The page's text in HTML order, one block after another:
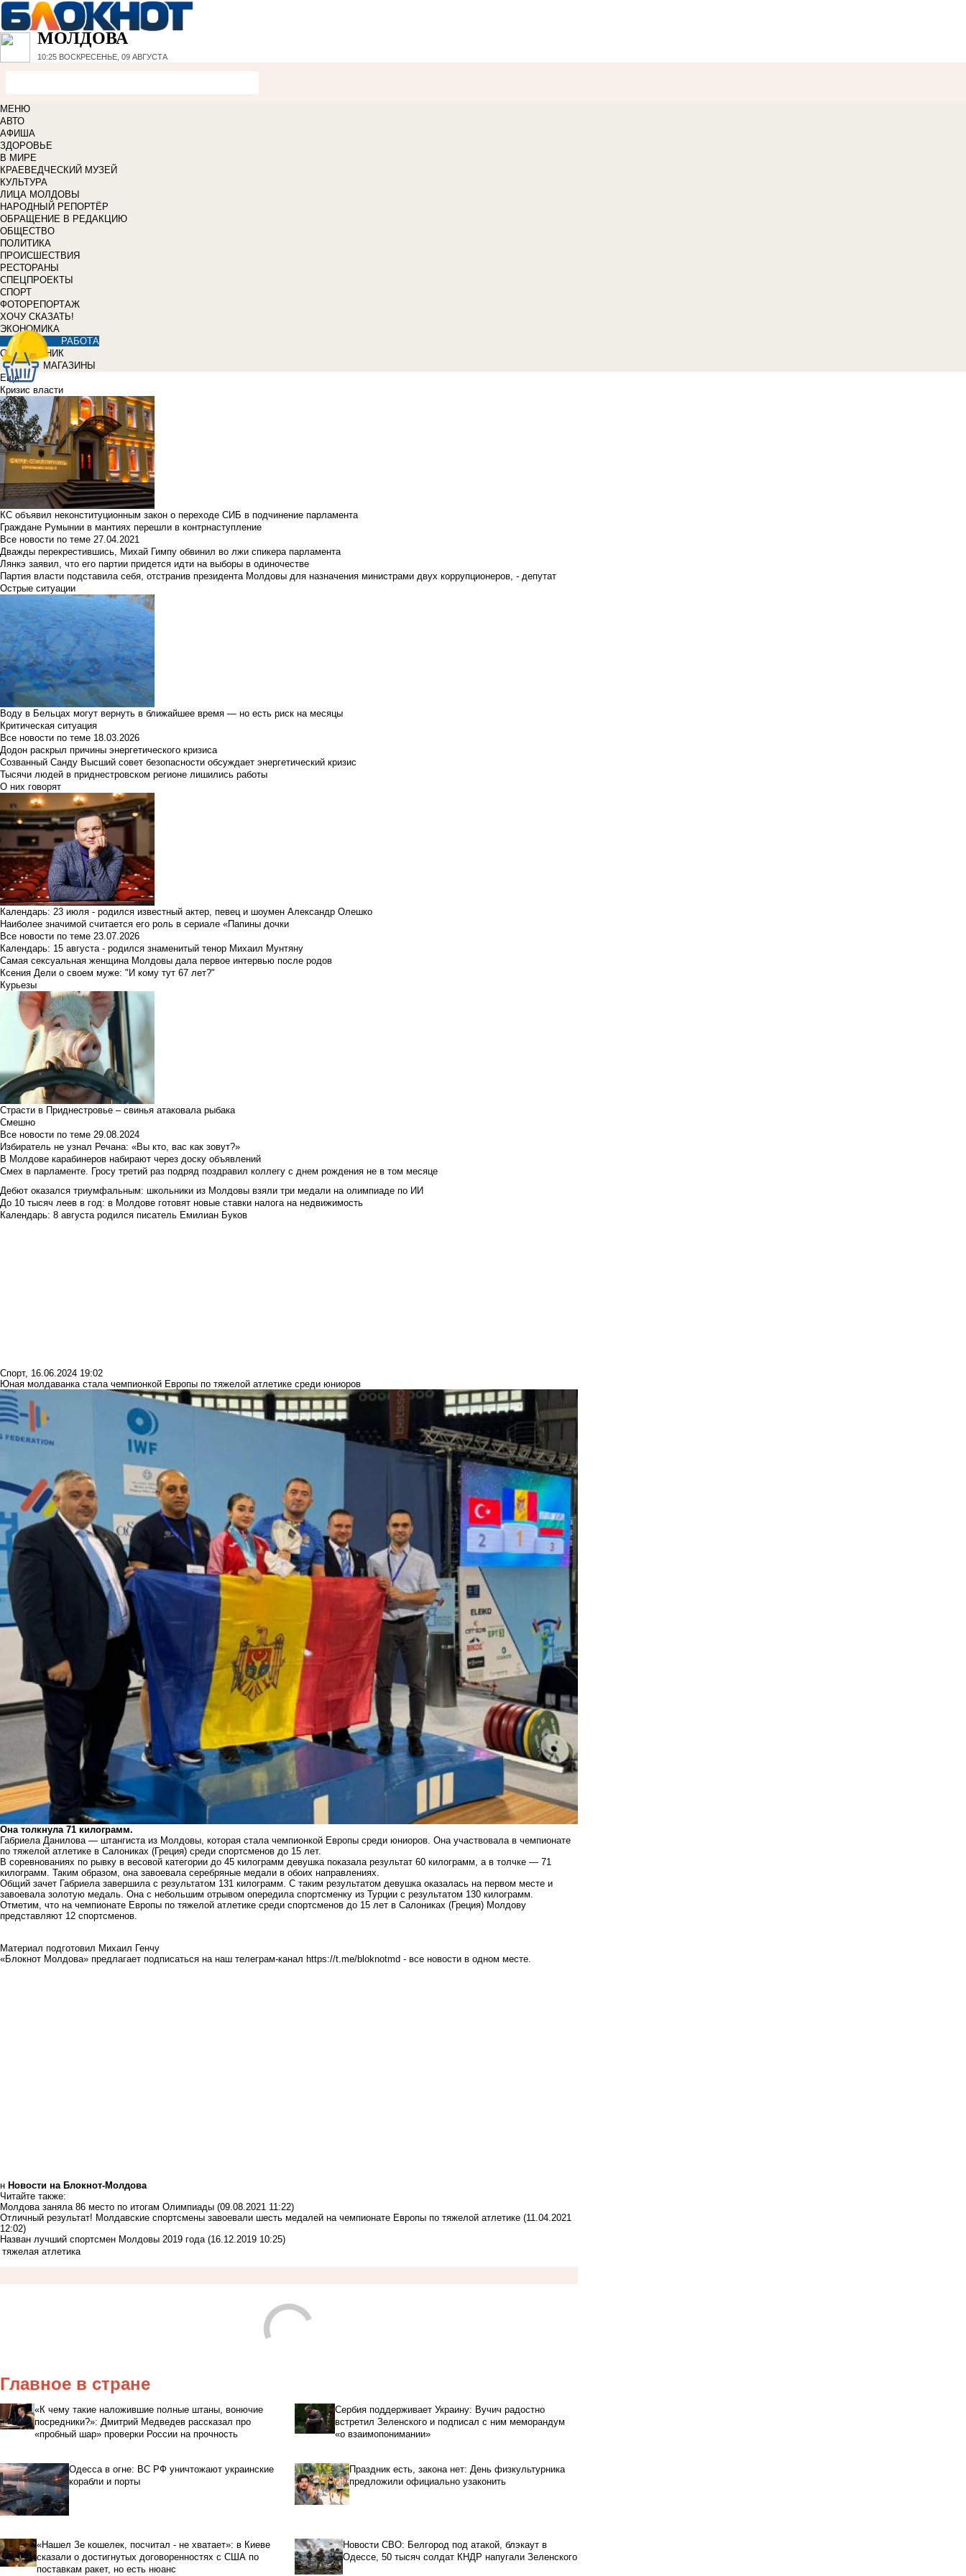
МОЛДОВА
10:25 ВОСКРЕСЕНЬЕ, 09 АВГУСТА
МЕНЮ
АВТО
АФИША
ЗДОРОВЬЕ
В МИРЕ
КРАЕВЕДЧЕСКИЙ МУЗЕЙ
КУЛЬТУРА
ЛИЦА МОЛДОВЫ
НАРОДНЫЙ РЕПОРТЁР
ОБРАЩЕНИЕ В РЕДАКЦИЮ
ОБЩЕСТВО
ПОЛИТИКА
ПРОИСШЕСТВИЯ
РЕСТОРАНЫ
СПЕЦПРОЕКТЫ
СПОРТ
ФОТОРЕПОРТАЖ
ХОЧУ СКАЗАТЬ!
ЭКОНОМИКА
РАБОТА
СПРАВОЧНИК
МАГАЗИНЫ
Еще
Кризис власти
КС объявил неконституционным закон о переходе СИБ в подчинение парламента
Граждане Румынии в мантиях перешли в контрнаступление
Все новости по теме 27.04.2021
Дважды перекрестившись, Михай Гимпу обвинил во лжи спикера парламента
Лянкэ заявил, что его партии придется идти на выборы в одиночестве
Партия власти подставила себя, отстранив президента Молдовы для назначения министрами двух коррупционеров, - депутат
Острые ситуации
Воду в Бельцах могут вернуть в ближайшее время — но есть риск на месяцы
Критическая ситуация
Все новости по теме 18.03.2026
Додон раскрыл причины энергетического кризиса
Созванный Санду Высший совет безопасности обсуждает энергетический кризис
Тысячи людей в приднестровском регионе лишились работы
О них говорят
Календарь: 23 июля - родился известный актер, певец и шоумен Александр Олешко
Наиболее значимой считается его роль в сериале «Папины дочки
Все новости по теме 23.07.2026
Календарь: 15 августа - родился знаменитый тенор Михаил Мунтяну
Самая сексуальная женщина Молдовы дала первое интервью после родов
Ксения Дели о своем муже: "И кому тут 67 лет?"
Курьезы
Страсти в Приднестровье – свинья атаковала рыбака
Смешно
Все новости по теме 29.08.2024
Избиратель не узнал Речана: «Вы кто, вас как зовут?»
В Молдове карабинеров набирают через доску объявлений
Смех в парламенте. Гросу третий раз подряд поздравил коллегу с днем рождения не в том месяце
Дебют оказался триумфальным: школьники из Молдовы взяли три медали на олимпиаде по ИИ
До 10 тысяч леев в год: в Молдове готовят новые ставки налога на недвижимость
Календарь: 8 августа родился писатель Емилиан Буков
Спорт, 16.06.2024 19:02
Юная молдаванка стала чемпионкой Европы по тяжелой атлетике среди юниоров
Она толкнула 71 килограмм.
Габриела Данилова — штангиста из Молдовы, которая стала чемпионкой Европы среди юниоров. Она участвовала в чемпионате
по тяжелой атлетике в Салониках (Греция) среди спортсменов до 15 лет.
В соревнованиях по рывку в весовой категории до 45 килограмм девушка показала результат 60 килограмм, а в толчке — 71
килограмм. Таким образом, она завоевала серебряные медали в обоих направлениях.
Общий зачет Габриела завершила с результатом 131 килограмм. С таким результатом девушка оказалась на первом месте и
завоевала золотую медаль. Она с небольшим отрывом опередила спортсменку из Турции с результатом 130 килограмм.
Отметим, что на чемпионате Европы по тяжелой атлетике среди спортсменов до 15 лет в Салониках (Греция) Молдову
представляют 12 спортсменов.
Материал подготовил Михаил Генчу
«Блокнот Молдова» предлагает подписаться на наш телеграм-канал https://t.me/bloknotmd - все новости в одном месте.
н Новости на Блoкнoт-Молдова
Читайте также:
Молдова заняла 86 место по итогам Олимпиады (09.08.2021 11:22)
Отличный результат! Молдавские спортсмены завоевали шесть медалей на чемпионате Европы по тяжелой атлетике (11.04.2021
12:02)
Назван лучший спортсмен Молдовы 2019 года (16.12.2019 10:25)
тяжелая атлетика
Главное в стране
«К чему такие наложившие полные штаны, вонючие
посредники?»: Дмитрий Медведев рассказал про
«пробный шар» проверки России на прочность
Сербия поддерживает Украину: Вучич радостно
встретил Зеленского и подписал с ним меморандум
«о взаимопонимании»
Одесса в огне: ВС РФ уничтожают украинские
корабли и порты
Праздник есть, закона нет: День физкультурника
предложили официально узаконить
«Нашел Зе кошелек, посчитал - не хватает»: в Киеве
сказали о достигнутых договоренностях с США по
поставкам ракет, но есть нюанс
Новости СВО: Белгород под атакой, блэкаут в
Одессе, 50 тысяч солдат КНДР напугали Зеленского